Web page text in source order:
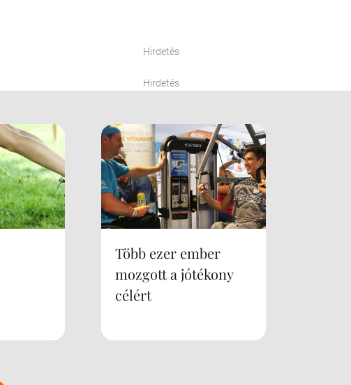
Hirdetés
Hirdetés
Több ezer ember
mozgott a jótékony
célért